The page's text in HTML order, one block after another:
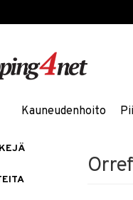
Kauneudenhoito